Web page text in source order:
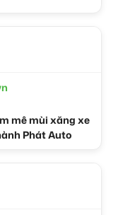
mê mùi xăng xe
Phát Auto